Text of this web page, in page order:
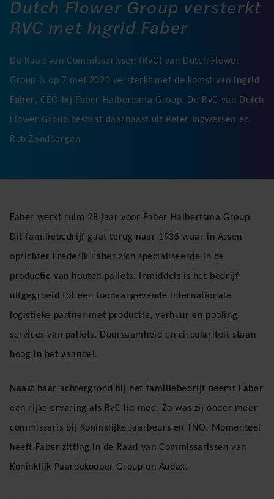
Dutch Flower Group versterkt
RVC met Ingrid Faber
De Raad van Commissarissen (RvC) van Dutch Flower
Group is op 7 mei 2020 versterkt met de komst van
Ingrid
Faber, CEO bij Faber Halbertsma Group. De RvC van Dutch
Flower Group bestaat daarnaast uit Peter Ingwersen en
Rob Zandbergen.
Faber werkt ruim 28 jaar voor Faber Halbertsma Group.
Dit familiebedrijf gaat terug naar 1935 waar in Assen
oprichter Frederik Faber zich specialiseerde in de
productie van houten pallets. Inmiddels is het bedrijf
uitgegroeid tot een toonaangevende internationale
logistieke partner met productie, verhuur en pooling
services van pallets. Duurzaamheid en circulariteit staan
hoog in het vaandel.
Naast haar achtergrond bij het familiebedrijf neemt Faber
een rijke ervaring als RvC lid mee. Zo was zij onder meer
commissaris bij Koninklijke Jaarbeurs en TNO. Momenteel
heeft Faber zitting in de Raad van Commissarissen van
Koninklijk Paardekooper Group en Audax.